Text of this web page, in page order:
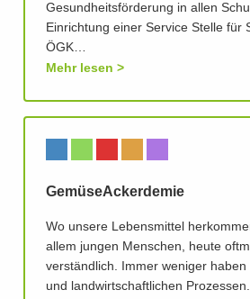
Gesundheitsförderung in allen
Einrichtung einer Service Stelle für
ÖGK…
Mehr lesen
GemüseAckerdemie
Wo unsere Lebensmittel
allem jungen Menschen, heute
verständlich. Immer weniger
und landwirtschaftlichen